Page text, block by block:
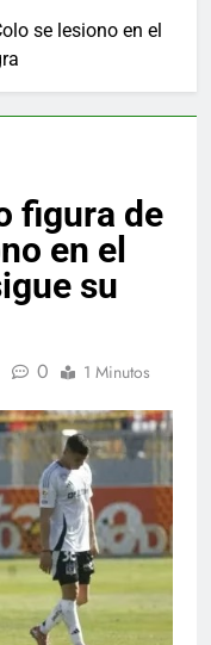
se lesiono en el
figura de
en el
su
0 1 Minutos